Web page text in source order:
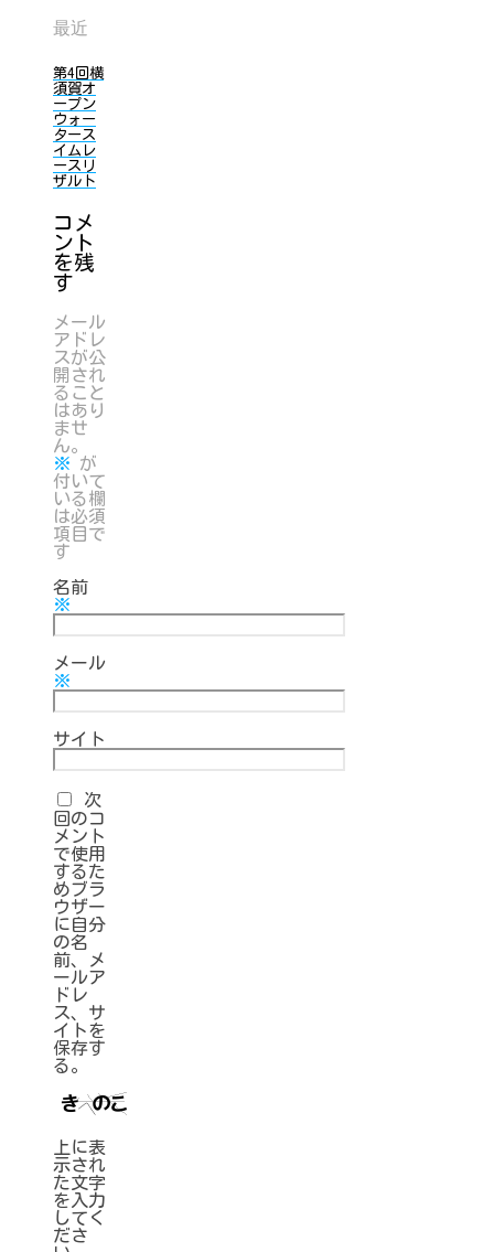
最近
第4回横
須賀オ
ープン
ウォー
タース
イムレ
ースリ
ザルト
コメ
ント
を残
す
メール
アドレ
スが公
開され
ること
はあり
ませ
ん。
※ が
付いて
いる欄
は必須
項目で
す
名前
※
メール
※
サイト
次
回のコ
メント
で使用
するた
めブラ
ウザー
に自分
の名
前、メ
ールア
ドレ
ス、サ
イトを
保存す
る。
上に表
示され
た文字
を入力
してく
ださ